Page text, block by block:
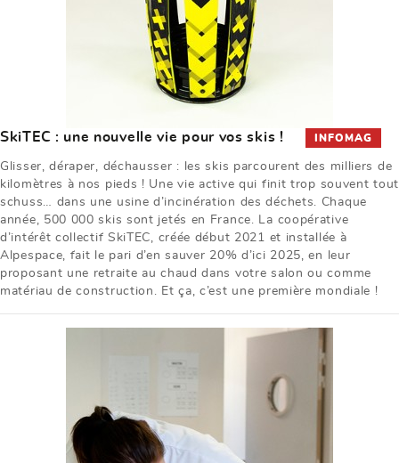
SkiTEC : une nouvelle vie pour vos skis ! INFOMAG
Glisser, déraper, déchausser : les skis parcourent des milliers de
kilomètres à nos pieds ! Une vie active qui finit trop souvent tout
schuss… dans une usine d’incinération des déchets. Chaque
année, 500 000 skis sont jetés en France. La coopérative
d’intérêt collectif SkiTEC, créée début 2021 et installée à
Alpespace, fait le pari d’en sauver 20% d’ici 2025, en leur
proposant une retraite au chaud dans votre salon ou comme
matériau de construction. Et ça, c’est une première mondiale !